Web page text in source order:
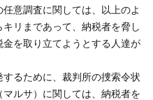
意調査に関しては、以上のよ
リまであって、納税者を脅し
を取り立てようとする人達が
るために、裁判所の捜索令状
ルサ）に関しては、納税者を